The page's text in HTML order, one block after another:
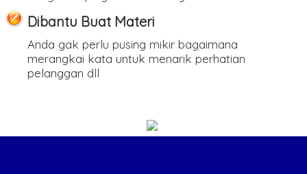
Dibantu Buat Materi
Anda gak perlu pusing mikir bagaimana
merangkai kata untuk menarik perhatian
pelanggan dll